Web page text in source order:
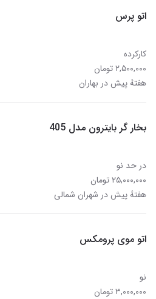
اتو پرس
کارکرده
۲,۵۰۰,۰۰۰ تومان
هفتهٔ پیش در بهاران
بخار گر بایترون مدل 405
در حد نو
۲۵,۰۰۰,۰۰۰ تومان
هفتهٔ پیش در شهران شمالی
اتو موی پرومکس
نو
۳,۰۰۰,۰۰۰ تومان